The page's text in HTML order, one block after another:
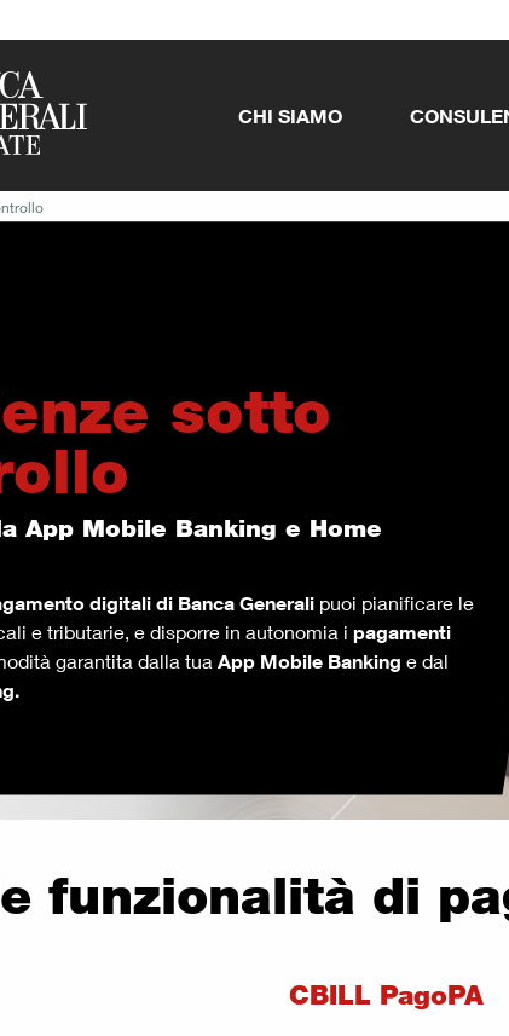
CHI SIAMO
sotto
App Mobile Banking e Home
digitali di Banca Generali puoi pianificare le
e tributarie, e disporre in autonomia i pagamenti
garantita dalla tua App Mobile Banking e dal
funzionalità di
CBILL PagoPA